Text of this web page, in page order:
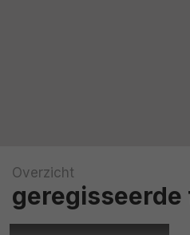
Overzicht
geregisseerde